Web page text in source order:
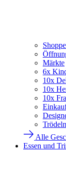
Märkte
6x
10x
10x
10x
Alle
Essen und